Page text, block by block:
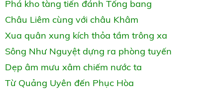
Phá kho tàng tiến đánh Tống bang
Châu Liêm cùng với châu Khâm
Xua quân xung kích thỏa tầm trông xa
Sông Như Nguyệt dựng ra phòng tuyến
Dẹp âm mưu xâm chiếm nước ta
Từ Quảng Uyên đến Phục Hòa